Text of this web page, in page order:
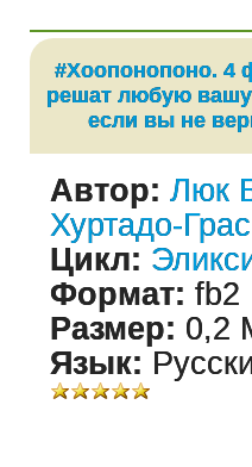
#Хоопонопоно. 4
решат любую
если вы не
Автор: Люк
Хуртадо-
Цикл:
Формат: fb2
Размер: 0,2
Язык: